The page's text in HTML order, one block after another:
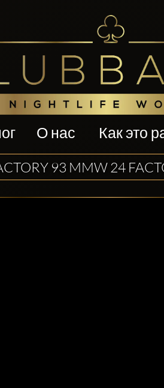
О нас Как это
93 MMW 24